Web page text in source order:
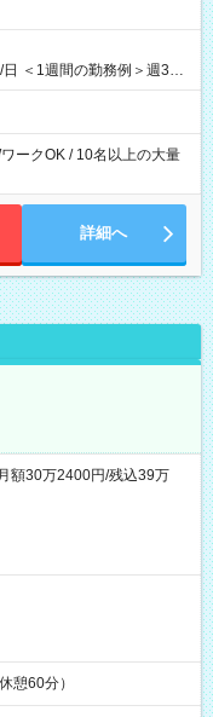
＜1週間の勤務例＞週3回
な時にお仕事
ークOK / 10名以上の大量
詳細へ
額30万2400円/残込39万
憩60分）